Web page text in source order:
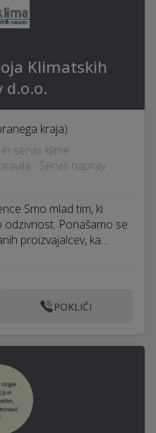
Klimatskih
d.o.o.
kraja)
servis klime ·
· Servis naprav ·
Smo mlad tim, ki
Ponašamo se
proizvajalcev, ka…
POKLIČI